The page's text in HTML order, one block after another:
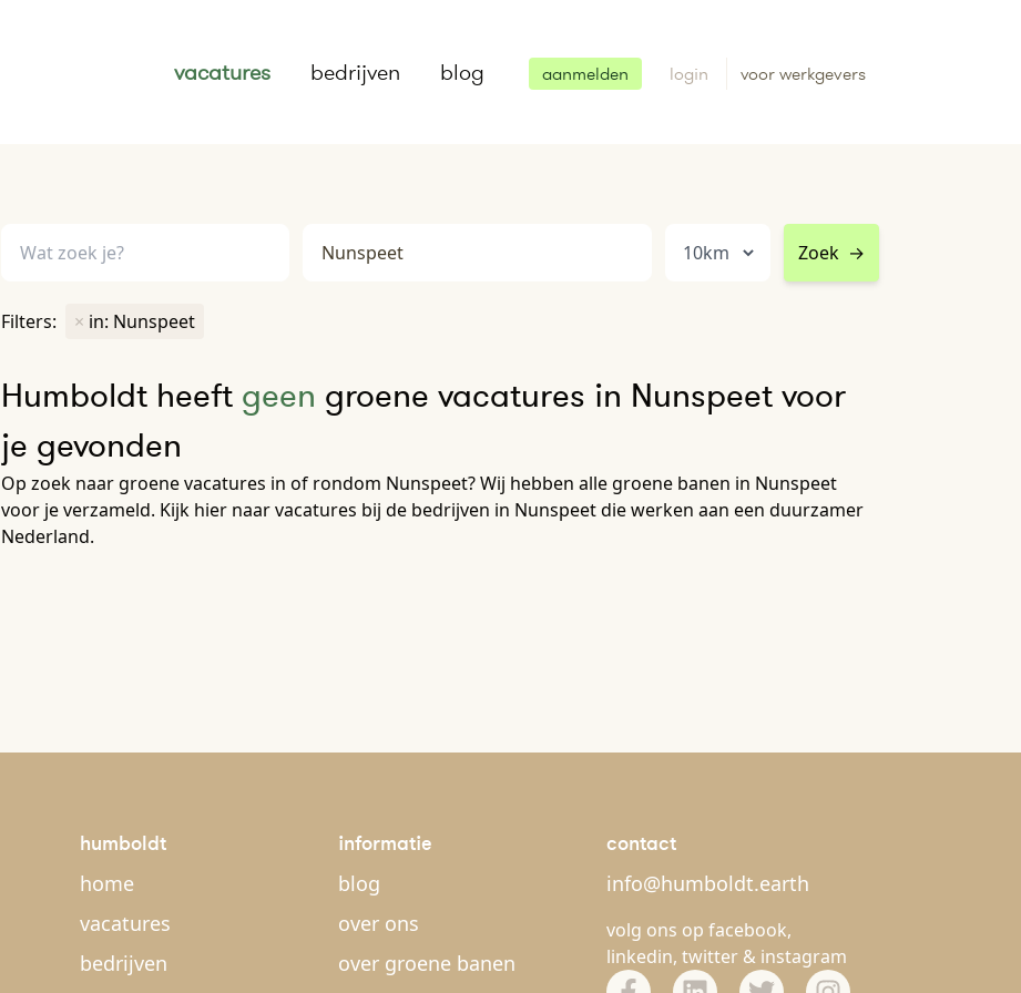
vacatures bedrijven blog aanmelden login voor werkgevers
Zoek →
Filters: × in: Nunspeet
Humboldt heeft geen groene vacatures in Nunspeet voor
je gevonden
Op zoek naar groene vacatures in of rondom Nunspeet? Wij hebben alle groene banen in Nunspeet
voor je verzameld. Kijk hier naar vacatures bij de bedrijven in Nunspeet die werken aan een duurzamer
Nederland.
humboldt
home
vacatures
bedrijven
informatie
blog
over ons
over groene banen
contact
info@humboldt.earth
volg ons op facebook,
linkedin, twitter & instagram